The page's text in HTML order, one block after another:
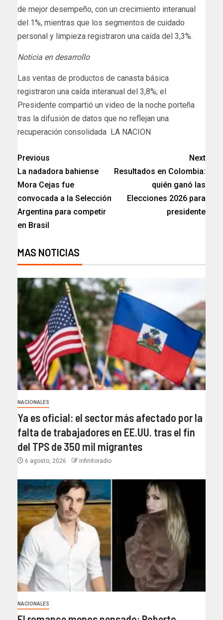
de mejor desempeño, con un crecimiento interanual
del 1%, mientras que los segmentos de cuidado
personal y limpieza registraron una caída del 3,3%.
Noticia en desarrollo
​Las ventas de productos de canasta básica
registraron una caída interanual del 3,8%; el
Presidente compartió un video de la noche porteña
tras la difusión de datos que no reflejan una
recuperación consolidada LA NACION
Previous
La nadadora bahiense
Mora Cejas fue
convocada a la Selección
Argentina para competir
en Brasil​
Next
Resultados en Colombia:
quién ganó las
Elecciones 2026 para
presidente
MAS NOTICIAS
NACIONALES
Ya es oficial: el sector más afectado por la
falta de trabajadores en EE.UU. tras el fin
del TPS de 350 mil migrantes
6 agosto, 2026 infinitoradio
NACIONALES